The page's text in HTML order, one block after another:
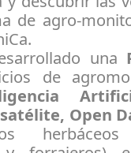
de agro-
una
de
Open
herbáceos